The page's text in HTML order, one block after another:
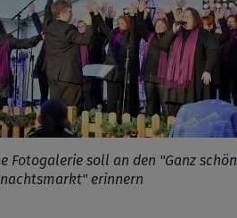
Fotogalerie soll an den "Ganz schön
erinnern